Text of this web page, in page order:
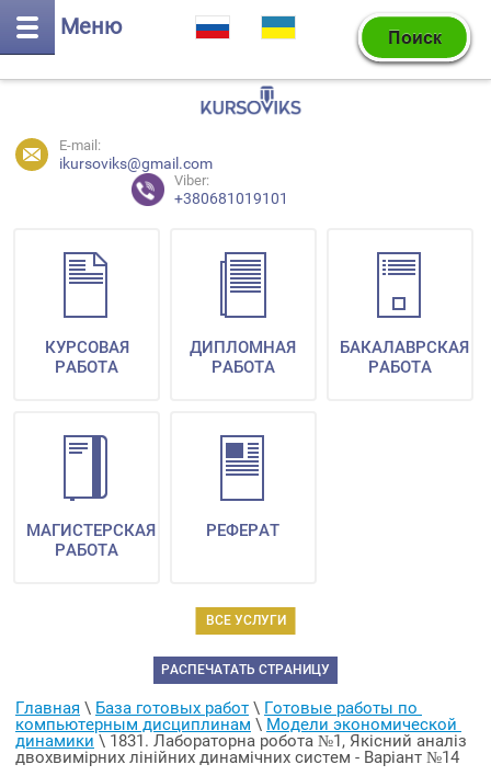
Меню
E-mail:
ikursoviks@gmail.com
Viber:
+380681019101
ВСЕ УСЛУГИ
КУРСОВАЯ
РАБОТА
ДИПЛОМНАЯ
РАБОТА
БАКАЛАВРСКАЯ
РАБОТА
МАГИСТЕРСКАЯ
РАБОТА
РЕФЕРАТ
РАСПЕЧАТАТЬ СТРАНИЦУ
Главная \ База готовых работ \ Готовые работы по
компьютерным дисциплинам \ Модели экономической
динамики \ 1831. Лабораторна робота №1, Якісний аналіз
двохвимірних лінійних динамічних систем - Варіант №14